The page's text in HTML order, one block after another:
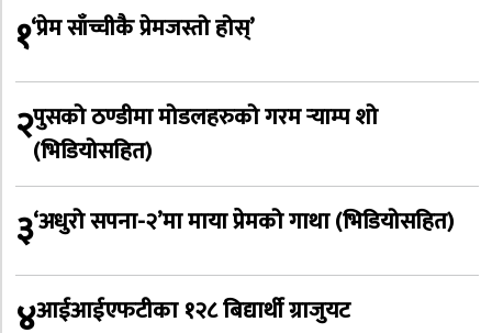
१‘प्रेम साँच्चीकै प्रेमजस्तो होस्’
२पुसको ठण्डीमा मोडलहरुको गरम र्‍याम्प शो
(भिडियोसहित)
३‘अधुरो सपना-२’मा माया प्रेमको गाथा (भिडियोसहित)
४आईआईएफटीका १२८ बिद्यार्थी ग्राजुयट